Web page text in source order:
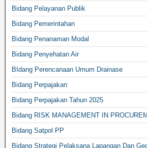
Bidang Pelayanan Publik
Bidang Pemerintahan
Bidang Penanaman Modal
Bidang Penyehatan Air
BIdang Perencanaan Umum Drainase
Bidang Perpajakan
Bidang Perpajakan Tahun 2025
Bidang RISK MANAGEMENT IN
Bidang Satpol PP
Bidang Strategi Pelaksana Lapangan Dan